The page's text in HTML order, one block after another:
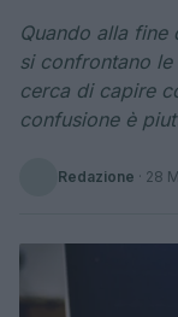
Quando alla fine
si confrontano
cerca di capire
confusione è
Redazione · 28